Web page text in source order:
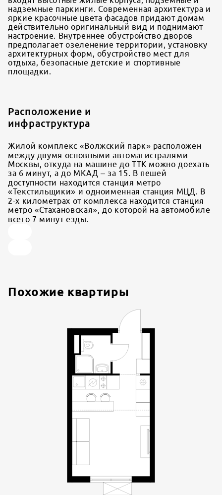
надземные паркинги. Современная архитектура и
яркие красочные цвета фасадов придают домам
действительно оригинальный вид и поднимают
настроение. Внутреннее обустройство дворов
предполагает озеленение территории, установку
архитектурных форм, обустройство мест для
отдыха, безопасные детские и спортивные
площадки.
Расположение и
инфраструктура
Жилой комплекс «Волжский парк» расположен
между двумя основными автомагистралями
Москвы, откуда на машине до ТТК можно доехать
за 6 минут, а до МКАД – за 15. В пешей
доступности находится станция метро
«Текстильщики» и одноименная станция МЦД. В
2-х километрах от комплекса находится станция
метро «Стахановская», до которой на автомобиле
всего 7 минут езды.
Похожие квартиры